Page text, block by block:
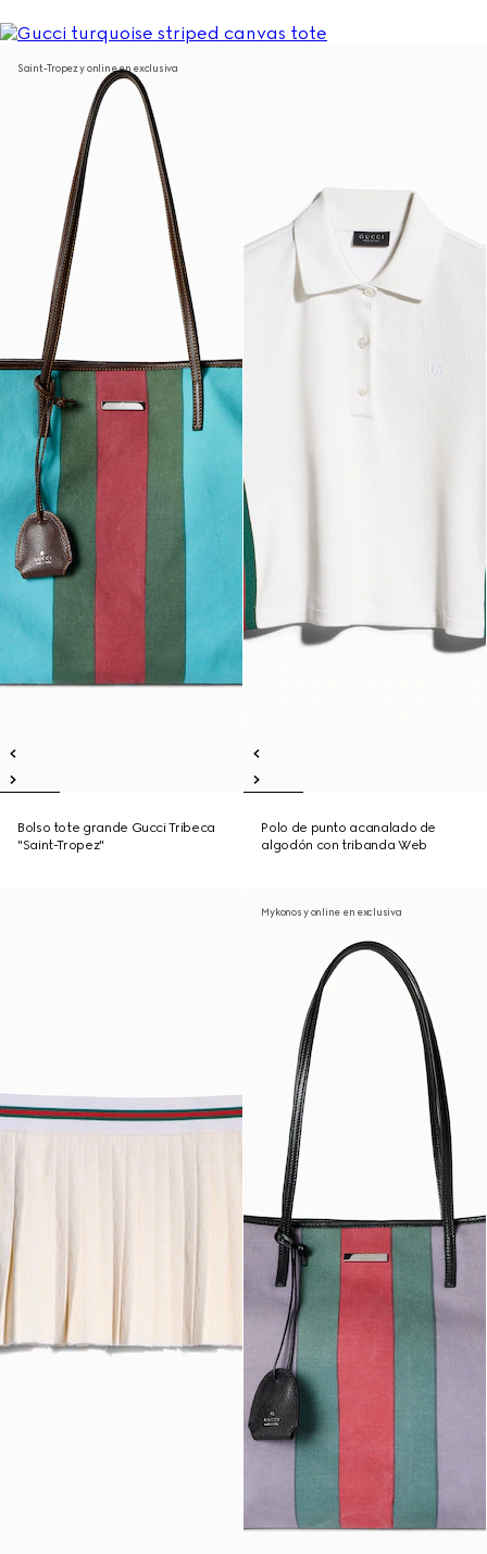
Saint-Tropez y online en exclusiva
Bolso tote grande Gucci Tribeca
"Saint-Tropez"
Polo de punto acanalado de
algodón con tribanda Web
Mykonos y online en exclusiva